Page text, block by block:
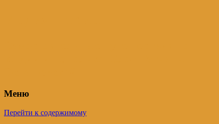
Меню
Перейти к содержимому